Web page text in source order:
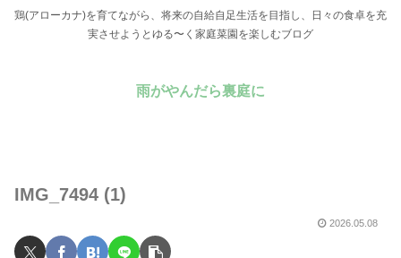
鶏(アローカナ)を育てながら、将来の自給自足生活を目指し、日々の食卓を充
実させようとゆる〜く家庭菜園を楽しむブログ
雨がやんだら裏庭に
IMG_7494 (1)
2026.05.08